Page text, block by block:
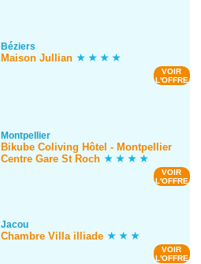
Béziers
Maison Jullian
VOIR
L'OFFRE
Montpellier
Bikube Coliving Hôtel - Montpellier
Centre Gare St Roch
VOIR
L'OFFRE
Jacou
Chambre Villa illiade
VOIR
L'OFFRE